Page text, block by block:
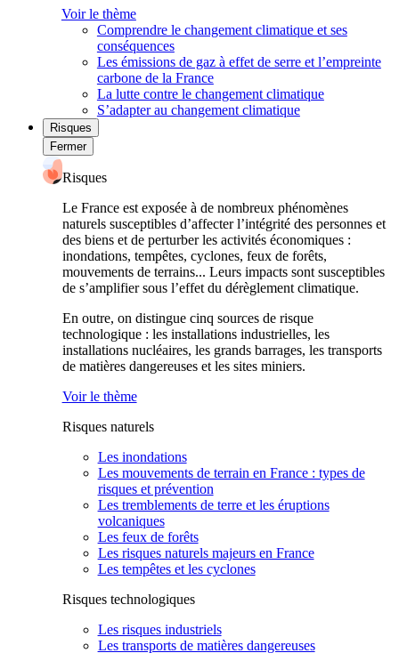
Voir le thème
Comprendre le changement climatique et ses
conséquences
Les émissions de gaz à effet de serre et l’empreinte
carbone de la France
La lutte contre le changement climatique
S’adapter au changement climatique
Risques
Fermer
Risques
Le France est exposée à de nombreux phénomènes
naturels susceptibles d’affecter l’intégrité des personnes et
des biens et de perturber les activités économiques :
inondations, tempêtes, cyclones, feux de forêts,
mouvements de terrains... Leurs impacts sont susceptibles
de s’amplifier sous l’effet du dérèglement climatique.
En outre, on distingue cinq sources de risque
technologique : les installations industrielles, les
installations nucléaires, les grands barrages, les transports
de matières dangereuses et les sites miniers.
Voir le thème
Risques naturels
Les inondations
Les mouvements de terrain en France : types de
risques et prévention
Les tremblements de terre et les éruptions
volcaniques
Les feux de forêts
Les risques naturels majeurs en France
Les tempêtes et les cyclones
Risques technologiques
Les risques industriels
Les transports de matières dangereuses